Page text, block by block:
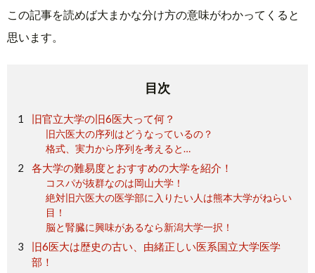
この記事を読めば大まかな分け方の意味がわかってくると
思います。
目次
旧官立大学の旧6医大って何？
旧六医大の序列はどうなっているの？
格式、実力から序列を考えると…
各大学の難易度とおすすめの大学を紹介！
コスパが抜群なのは岡山大学！
絶対旧六医大の医学部に入りたい人は熊本大学がねらい
目！
脳と腎臓に興味があるなら新潟大学一択！
旧6医大は歴史の古い、由緒正しい医系国立大学医学
部！